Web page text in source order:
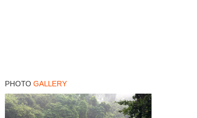
PHOTO GALLERY